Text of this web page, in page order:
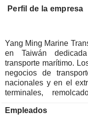
Perfil de la empresa
Yang Ming Marine
en Taiwán
transporte marítimo.
negocios de
nacionales y en el
terminales,
arrendamiento y el
Empleados